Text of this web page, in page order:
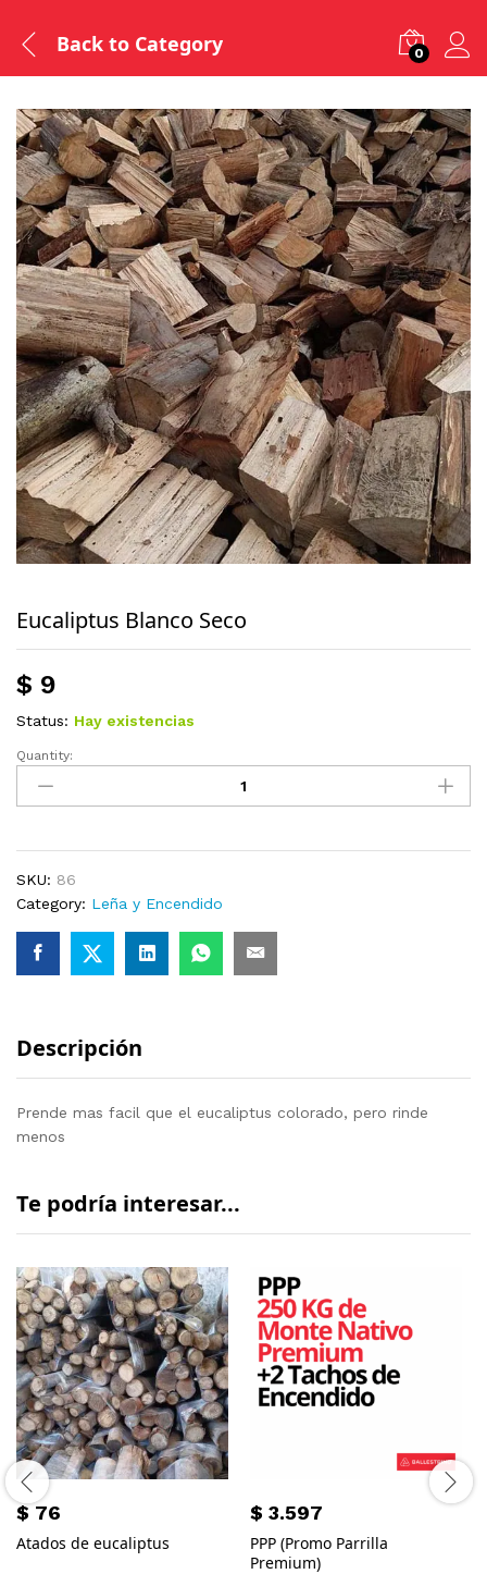
Back to Category 0
Eucaliptus Blanco Seco
$ 9
Status: Hay existencias
Eucaliptus
Blanco
Seco
Quantity:
SKU: 86
Category: Leña y Encendido
Descripción
Prende mas facil que el eucaliptus colorado, pero rinde
menos
Te podría interesar...
$76
Atados de eucaliptus
$ 3.597
PPP (Promo Parrilla
Premium)